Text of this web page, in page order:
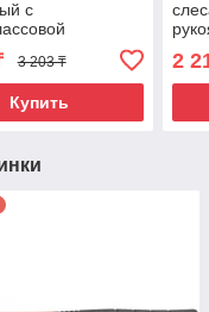
с
3 203 ₸
Купить
2